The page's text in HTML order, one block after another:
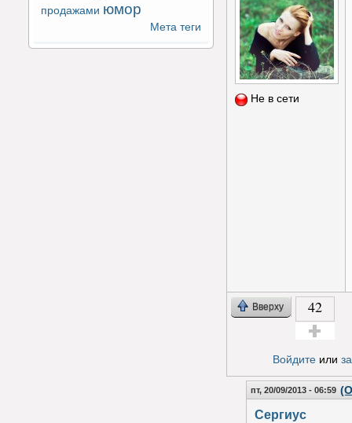
продажами юмор
Мета теги
Не в сети
Вверху 42
Войдитеили
пт, 20/09/2013 - 06:59
Сергиус